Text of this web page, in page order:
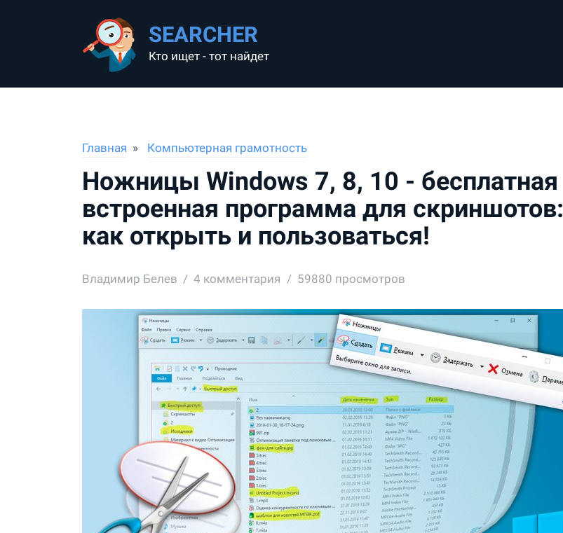
SEARCHER
Кто ищет - тот найдет
Главная Компьютерная грамотность
Ножницы Windows 7, 8, 10 - бесплатная
встроенная программа для скриншотов:
как открыть и пользоваться!
Владимир Белев 4 комментария 59880 просмотров